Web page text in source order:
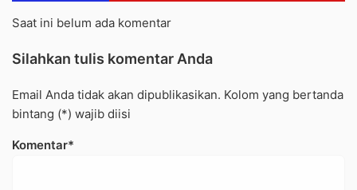
Saat ini belum ada komentar
Silahkan tulis komentar Anda
Email Anda tidak akan dipublikasikan. Kolom yang bertanda
bintang (*) wajib diisi
Komentar*